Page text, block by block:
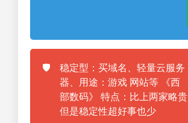
🛡️
稳定型：买域名、轻量云服务
器、用途：游戏 网站等 《西
部数码》 特点：比上两家略贵
但是稳定性超好事也少